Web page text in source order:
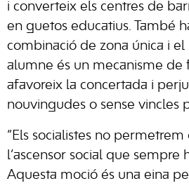
i converteix els centres de
en guetos educatius. També
combinació de zona única i el
alumne és un mecanisme de
afavoreix la concertada i
nouvingudes o sense vincles
“Els socialistes no
l’ascensor social que sempre
Aquesta moció és una eina